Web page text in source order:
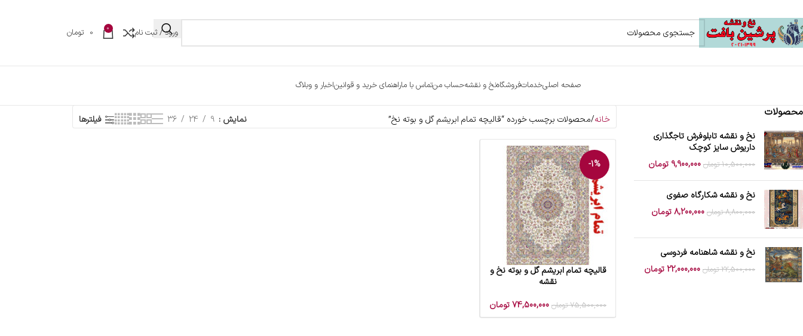
ورود / ثبت نام 0
0 تومان
صفحه اصلیخدماتفروشگاهنخ و نقشهحساب منتماس با ماراهنمای خرید و قوانیناخبار و وبلاگ
محصولات
نخ و نقشه تابلوفرش تاجگذاری
داریوش سایز کوچک
10,500,000 تومان 9,900,000 تومان
نخ و نقشه شکارگاه صفوی
8,800,000 تومان 8,200,000تومان
نخ و نقشه شاهنامه فردوسی
22,500,000 تومان 22,000,000تومان
خانه محصولات برچسب خورده “قالیچه تمام ابریشم گل و بوته نخ” نمایش 9
24
36 فیلترها
-1%
افزودن به سبد خرید
قالیچه تمام ابریشم گل و بوته نخ و
نقشه
75,500,000 تومان 74,500,000تومان